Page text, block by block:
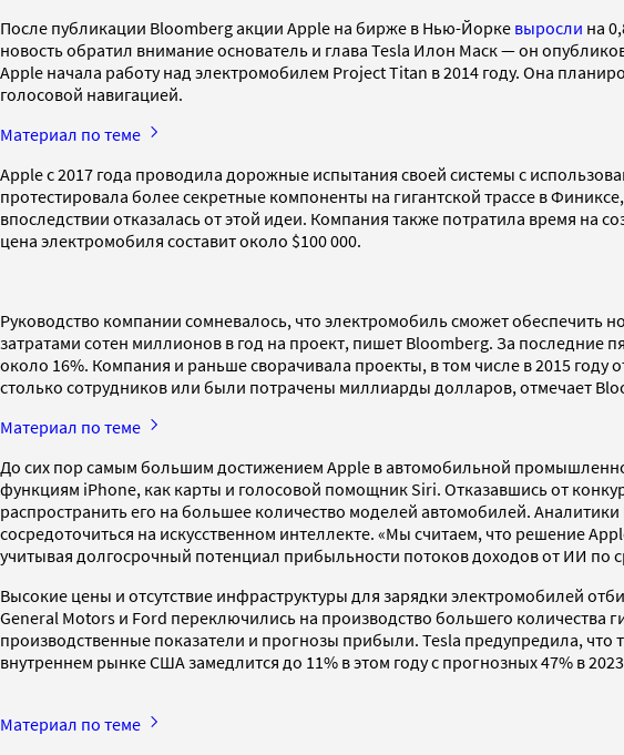
После публикации Bloomberg акции Apple на бирже в Нью-Йорке выросли на
новость обратил внимание основатель и глава Tesla Илон Маск — он
Аpple начала работу над электромобилем Project Titan в 2014 году. Она
голосовой навигацией.
Материал по теме
Apple с 2017 года проводила дорожные испытания своей системы с
протестировала более секретные компоненты на гигантской трассе в
впоследствии отказалась от этой идеи. Компания также потратила время на
цена электромобиля составит около $100 000.
Руководство компании сомневалось, что электромобиль сможет обеспечить
затратами сотен миллионов в год на проект, пишет Bloomberg. За последние
около 16%. Компания и раньше сворачивала проекты, в том числе в 2015 году
столько сотрудников или были потрачены миллиарды долларов, отмечает
Материал по теме
До сих пор самым большим достижением Apple в автомобильной
функциям iPhone, как карты и голосовой помощник Siri. Отказавшись от
распространить его на большее количество моделей автомобилей.
сосредоточиться на искусственном интеллекте. «Мы считаем, что решение
учитывая долгосрочный потенциал прибыльности потоков доходов от ИИ по
Высокие цены и отсутствие инфраструктуры для зарядки электромобилей
General Motors и Ford переключились на производство большего
производственные показатели и прогнозы прибыли. Tesla предупредила, что
внутреннем рынке США замедлится до 11% в этом году с прогнозных 47% в 2023
Материал по теме